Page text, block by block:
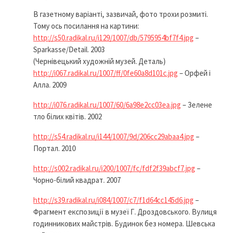
В газетному варіанті, зазвичай, фото трохи розмиті.
Тому ось посилання на картини:
http://s50.radikal.ru/i129/1007/db/5795954bf7f4.jpg –
Sparkasse/Detail. 2003
(Чернівецький художній музей. Деталь)
http://i067.radikal.ru/1007/ff/0fe60a8d101c.jpg – Орфей і
Алла. 2009
http://i076.radikal.ru/1007/60/6a98e2cc03ea.jpg – Зелене
тло білих квітів. 2002
http://s54.radikal.ru/i144/1007/9d/206cc29abaa4.jpg –
Портал. 2010
http://s002.radikal.ru/i200/1007/fc/fdf2f39abcf7.jpg –
Чорно-білий квадрат. 2007
http://s39.radikal.ru/i084/1007/c7/f1d64cc145d6.jpg –
Фрагмент експозиції в музеї Г. Дроздовського. Вулиця
годинникових майстрів. Будинок без номера. Шевська